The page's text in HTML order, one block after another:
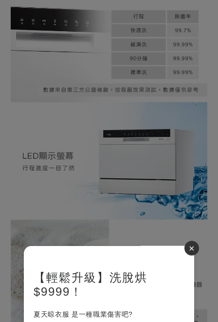
×
【輕鬆升級】洗脫烘
$9999！
夏天晾衣服 是一種職業傷害吧?